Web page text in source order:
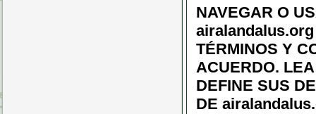
NAVEGAR O
airalandalus.org
TÉRMINOS Y
ACUERDO.
DEFINE SUS
DE